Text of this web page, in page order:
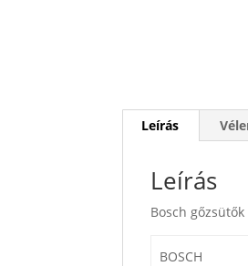
Leírás
Leírás
Bosch
BOSCH